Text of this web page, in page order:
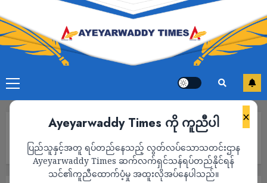
×
Ayeyarwaddy Times ကို ကူညီပါ
ပြည်သူနှင့်အတူ ရပ်တည်နေသည့် လွတ်လပ်သောသတင်းဌာန
Ayeyarwaddy Times ဆက်လက်ရှင်သန်ရပ်တည်နိုင်ရန်
သင်၏ကူညီထောက်ပံ့မှု အထူးလိုအပ်နေပါသည်။
စစ်တပ်ဘက်က အထိနာ၍ ဗိုလ်အဆင့်ရှိသူများပါ ထွက်ပြေး